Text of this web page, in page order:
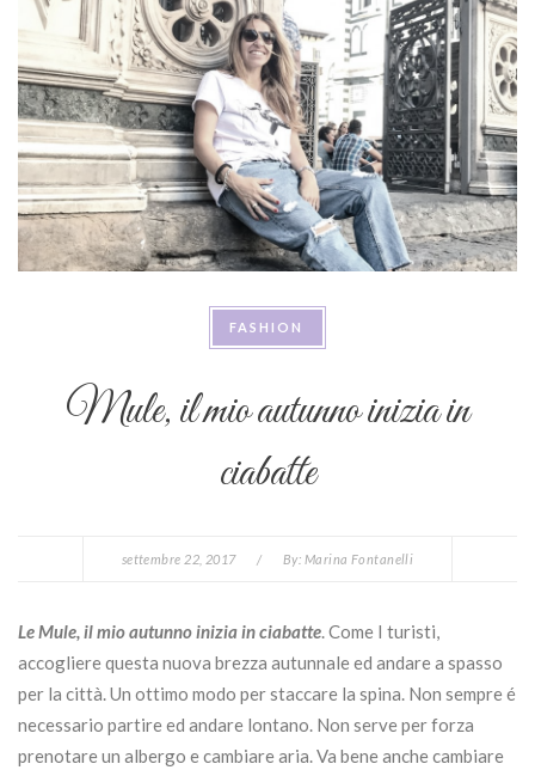
FASHION
Mule, il mio autunno inizia in
ciabatte
settembre 22, 2017 / By: Marina Fontanelli
Le Mule, il mio autunno inizia in ciabatte. Come I turisti,
accogliere questa nuova brezza autunnale ed andare a spasso
per la città. Un ottimo modo per staccare la spina. Non sempre é
necessario partire ed andare lontano. Non serve per forza
prenotare un albergo e cambiare aria. Va bene anche cambiare